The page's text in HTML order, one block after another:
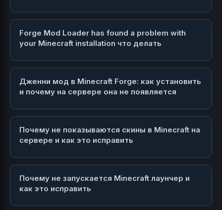
Forge Mod Loader has found a problem with
your Minecraft installation что делать
Дженни мод в Minecraft Forge: как установить
и почему на сервере она не появляется
Почему не показываются скины в Minecraft на
сервере и как это исправить
Почему не запускается Minecraft лаунчер и
как это исправить